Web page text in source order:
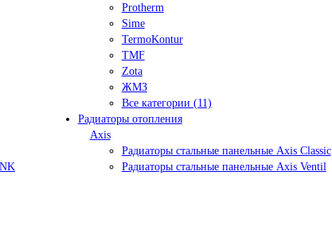
Protherm
Sime
TermoKontur
TMF
Zota
ЖМЗ
Все категории (11)
Радиаторы отопления
Axis
Радиаторы стальные панельные Axis Classic
Радиаторы стальные панельные Axis Ventil